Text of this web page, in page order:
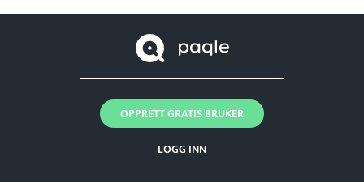
LOGG INN
OPPRETT GRATIS BRUKER